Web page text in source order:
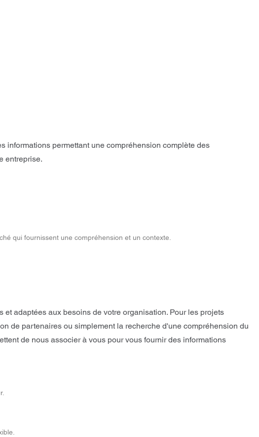
informations permettant une compréhension complète des
entreprise.
qui fournissent une compréhension et un contexte.
adaptées aux besoins de votre organisation. Pour les projets
de partenaires ou simplement la recherche d'une compréhension du
de nous associer à vous pour vous fournir des informations